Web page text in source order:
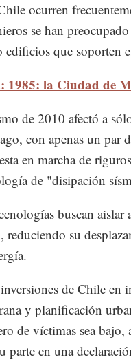
ocurren
se han
edificios que soporten
1985: la Ciudad de
de 2010 afectó a
con apenas un par
en marcha de
de "disipación
buscan
reduciendo su
de Chile en
y planificación
de víctimas sea
parte en una